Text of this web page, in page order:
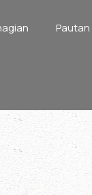
Pautan